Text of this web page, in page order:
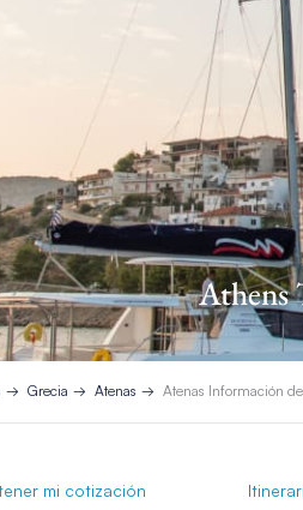
Athens
Grecia Atenas Atenas Información
mi cotización